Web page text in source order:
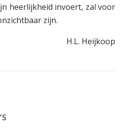
heerlijkheid invoert, zal voor
zijn.
H.L. Heijkoop